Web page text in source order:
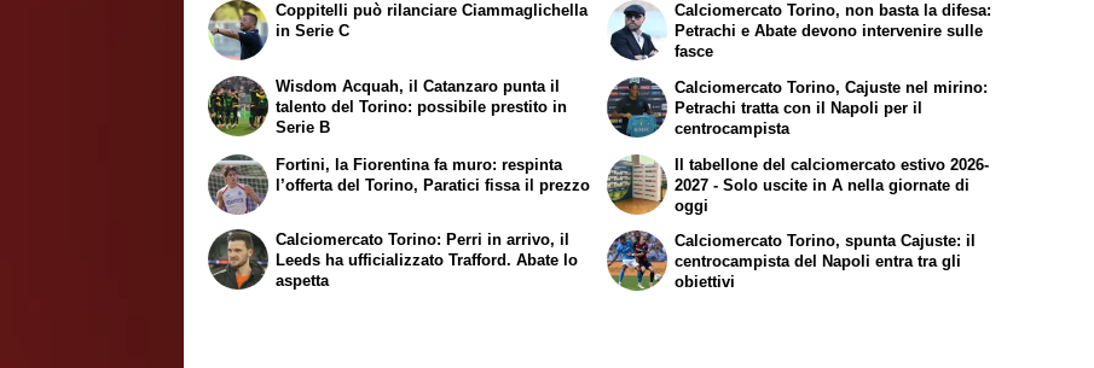
Coppitelli può rilanciare Ciammaglichella
in Serie C
Wisdom Acquah, il Catanzaro punta il
talento del Torino: possibile prestito in
Serie B
Calciomercato Torino, non basta la difesa:
Petrachi e Abate devono intervenire sulle
fasce
Calciomercato Torino, Cajuste nel mirino:
Petrachi tratta con il Napoli per il
centrocampista
Fortini, la Fiorentina fa muro: respinta
l’offerta del Torino, Paratici fissa il prezzo
Calciomercato Torino: Perri in arrivo, il
Leeds ha ufficializzato Trafford. Abate lo
aspetta
Il tabellone del calciomercato estivo 2026-
2027 - Solo uscite in A nella giornate di
oggi
Calciomercato Torino, spunta Cajuste: il
centrocampista del Napoli entra tra gli
obiettivi